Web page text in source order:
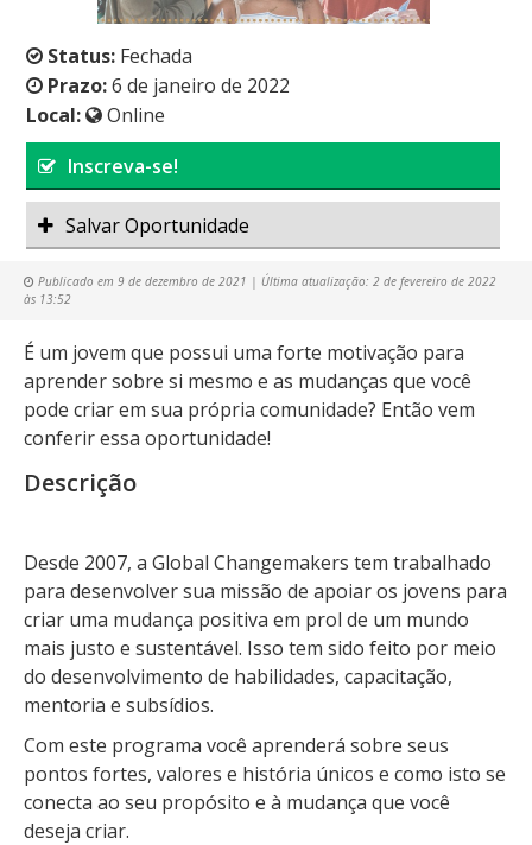
Status: Fechada
Prazo:6 de janeiro de 2022
Local:
Online
Inscreva-se!
Salvar Oportunidade
Publicado em 9 de dezembro de 2021 | Última atualização: 2 de fevereiro de 2022
às 13:52
É um jovem que possui uma forte motivação para
aprender sobre si mesmo e as mudanças que você
pode criar em sua própria comunidade? Então vem
conferir essa oportunidade!
Descrição
Desde 2007, a Global Changemakers tem trabalhado
para desenvolver sua missão de apoiar os jovens para
criar uma mudança positiva em prol de um mundo
mais justo e sustentável. Isso tem sido feito por meio
do desenvolvimento de habilidades, capacitação,
mentoria e subsídios.
Com este programa você aprenderá sobre seus
pontos fortes, valores e história únicos e como isto se
conecta ao seu propósito e à mudança que você
deseja criar.